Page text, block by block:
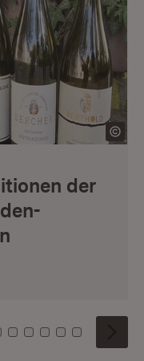
der
5 6 7 8
Kachel: 9
Zu Kachel: 10
Zu Kachel: 11
Zu Kachel: 12
Zu Kachel:
Zu